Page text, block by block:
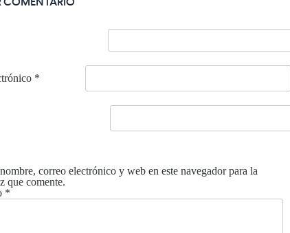
*
correo electrónico y web en este navegador para la
que comente.
*